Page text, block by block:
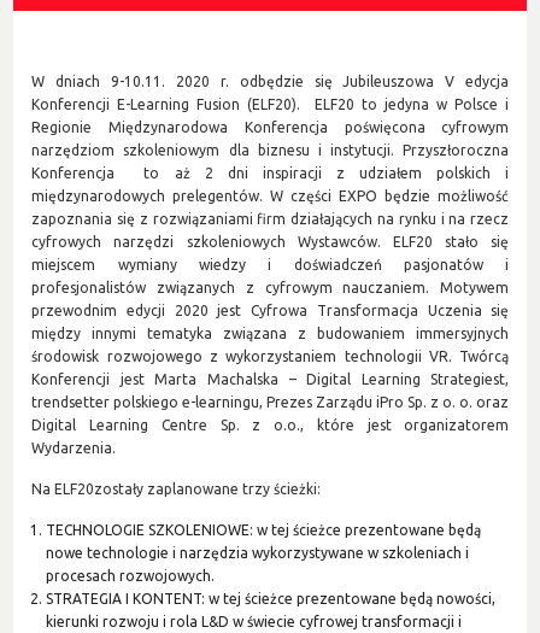
W dniach 9-10.11. 2020 r. odbędzie się Jubileuszowa V edycja
Konferencji E-Learning Fusion (ELF20). ELF20 to jedyna w Polsce i
Regionie Międzynarodowa Konferencja poświęcona cyfrowym
narzędziom szkoleniowym dla biznesu i instytucji. Przyszłoroczna
Konferencja to aż 2 dni inspiracji z udziałem polskich i
międzynarodowych prelegentów. W części EXPO będzie możliwość
zapoznania się z rozwiązaniami firm działających na rynku i na rzecz
cyfrowych narzędzi szkoleniowych Wystawców. ELF20 stało się
miejscem wymiany wiedzy i doświadczeń pasjonatów i
profesjonalistów związanych z cyfrowym nauczaniem. Motywem
przewodnim edycji 2020 jest Cyfrowa Transformacja Uczenia się
między innymi tematyka związana z budowaniem immersyjnych
środowisk rozwojowego z wykorzystaniem technologii VR. Twórcą
Konferencji jest Marta Machalska – Digital Learning Strategiest,
trendsetter polskiego e-learningu, Prezes Zarządu iPro Sp. z o. o. oraz
Digital Learning Centre Sp. z o.o., które jest organizatorem
Wydarzenia.
Na ELF20zostały zaplanowane trzy ścieżki:
TECHNOLOGIE SZKOLENIOWE: w tej ścieżce prezentowane będą
nowe technologie i narzędzia wykorzystywane w szkoleniach i
procesach rozwojowych.
STRATEGIA I KONTENT: w tej ścieżce prezentowane będą nowości,
kierunki rozwoju i rola L&D w świecie cyfrowej transformacji i